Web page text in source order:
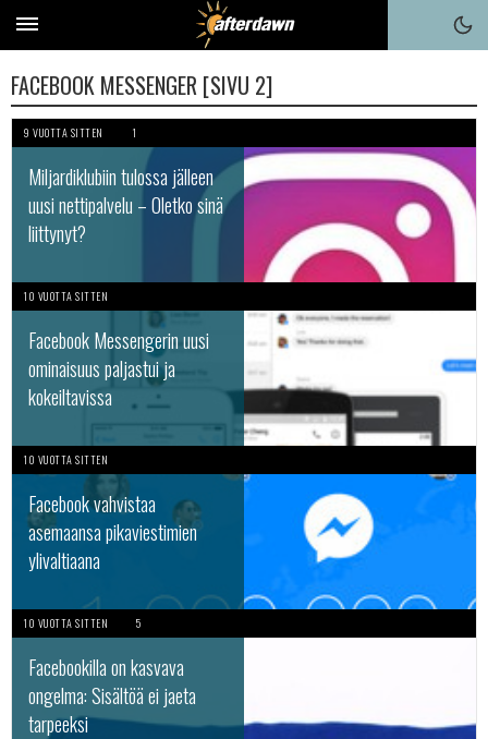
FACEBOOK MESSENGER [SIVU 2]
9 VUOTTA SITTEN 1
Miljardiklubiin tulossa jälleen
uusi nettipalvelu – Oletko sinä
liittynyt?
10 VUOTTA SITTEN
Facebook Messengerin uusi
ominaisuus paljastui ja
kokeiltavissa
10 VUOTTA SITTEN
Facebook vahvistaa
asemaansa pikaviestimien
ylivaltiaana
10 VUOTTA SITTEN 5
Facebookilla on kasvava
ongelma: Sisältöä ei jaeta
tarpeeksi